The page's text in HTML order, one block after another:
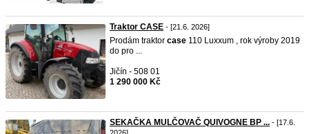
Traktor CASE - [21.6. 2026]
Prodám traktor case 110 Luxxum , rok výroby 2019
do pro ...
Jičín - 508 01
1 290 000 Kč
SEKAČKA MULČOVAČ QUIVOGNE BP ... - [17.6.